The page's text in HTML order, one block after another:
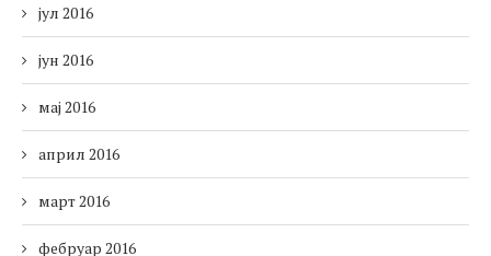
јул 2016
јун 2016
мај 2016
април 2016
март 2016
фебруар 2016